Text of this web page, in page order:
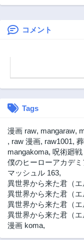
にした
コメント
Tags
漫画 raw, mangaraw,
, raw 漫画, raw1001,
mangakoma, 呪術廻戦
僕のヒーローアカデ
マッシュル 163,
異世界から来た君（
異世界から来た君（
異世界から来た君（
異世界から来た君（
漫画 koma,